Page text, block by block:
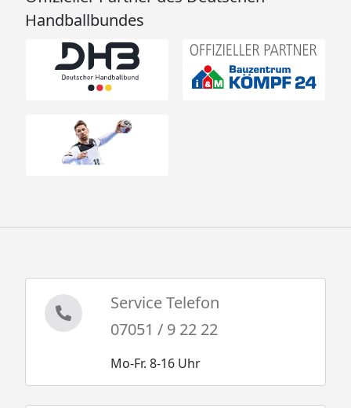
Handballbundes
Service Telefon
07051 / 9 22 22
Mo-Fr. 8-16 Uhr